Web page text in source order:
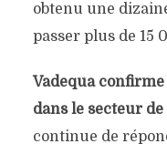
obtenu une
passer plus de 15
Vadequa
dans le secteur
continue de